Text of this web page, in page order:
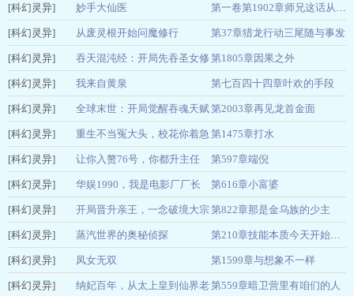
中秋月明 04-25
[科幻灵异] 妙手大仙医 第一卷第1902章师兄这话从何说起
金佛
@qimiaoPNbKx1
04-24
[科幻灵异] 从废灵根开始问魔修行 第37章猎龙行动三尾随与事发
手残喵喵酱
[科幻灵异] 吞天混沌经：开局先吞圣女修
为
第1805章因果之外
一阵乱写 04-24
[科幻灵异] 我来自黄泉 第七百四十四章叶欢的手段
苗棋淼
[科幻灵异] 全球末世：开局觉醒吞魂天赋第2003章再见龙首金面
猪柳蛋汉宝
[科幻灵异] 重生不当冤大头，校花你着急
啥？
第1475章打水
万芊芊
[科幻灵异] 让你入赘76号，你都升主任
了？
第597章端倪
山怪与西风
[科幻灵异] 华娱1990，我是电影厂厂长 第616章小富婆
笑三哈 04-24
[科幻灵异] 开局晋升亲王，一念破境大宗
师
第822章那是金乌族的少主
路威九天 04-23
[科幻灵异] 蒸汽世界的奥秘侦探 第210章技能本质今天开始学科目三了
西贝猫
[科幻灵异] 凤女无双 第1599章与想象不一样
芯玉姑娘 04-23
[科幻灵异] 纳妃百年，从太上皇到仙界老第559章暗卫营里有咱们的人